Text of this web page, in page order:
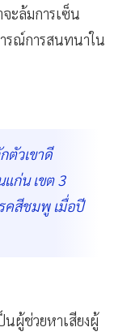
ะล้มการเซ็น
รณ์การสนทนาใน
ตัวเขาดี
แก่น เขต 3
คสีชมพู เมื่อปี
นผู้ช่วยหาเสียงผู้